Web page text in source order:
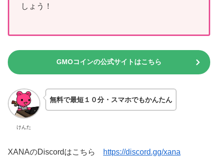
しょう！
GMOコインの公式サイトはこちら
けんた
無料で最短１０分・スマホでもかんたん
XANAのDiscordはこちら https://discord.gg/xana